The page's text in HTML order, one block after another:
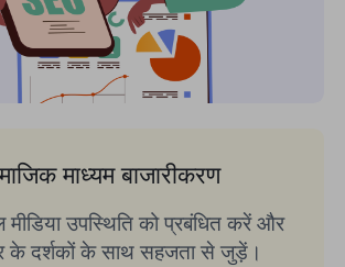
माध्यम बाजारीकरण
उपस्थिति को प्रबंधित करें और
के दर्शकों के साथ सहजता से जुड़ें।